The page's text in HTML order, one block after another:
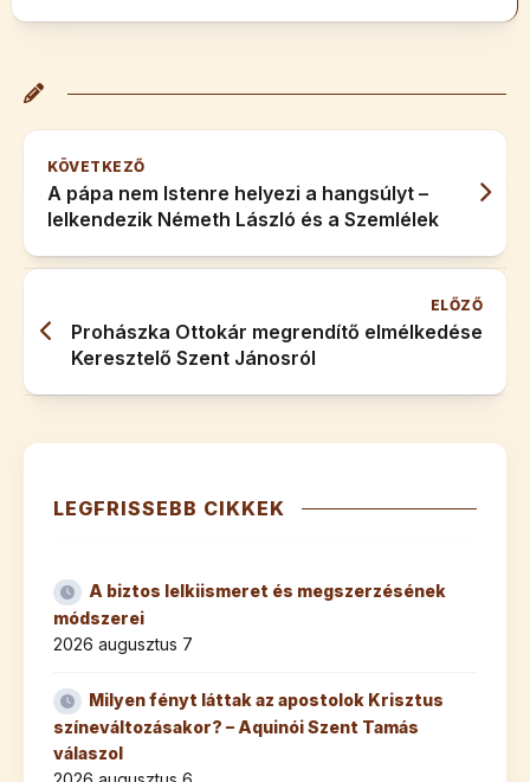
KÖVETKEZŐ
A pápa nem Istenre helyezi a hangsúlyt –
lelkendezik Németh László és a Szemlélek
ELŐZŐ
Prohászka Ottokár megrendítő elmélkedése
Keresztelő Szent Jánosról
LEGFRISSEBB CIKKEK
A biztos lelkiismeret és megszerzésének
módszerei
2026 augusztus 7
Milyen fényt láttak az apostolok Krisztus
színeváltozásakor? – Aquinói Szent Tamás
válaszol